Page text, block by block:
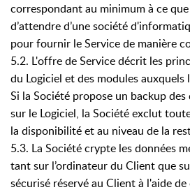
correspondant au minimum à ce
d’attendre d’une société
pour fournir le Service de manière
5.2. L'offre de Service décrit les
du Logiciel et des modules auxquels
Si la Société propose un backup
sur le Logiciel, la Société exclut
la disponibilité et au niveau de la
5.3. La Société crypte les données
tant sur l’ordinateur du Client que
sécurisé réservé au Client à l'aide